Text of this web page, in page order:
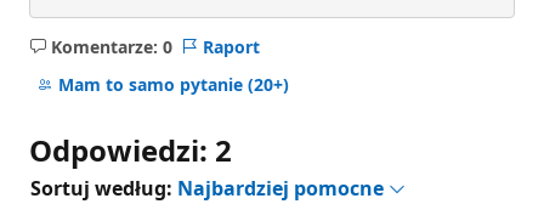
Komentarze: 0
Brak
komentarzy
Raport
Mam to samo pytanie (20+)
Odpowiedzi: 2
Sortuj według: Najbardziej pomocne